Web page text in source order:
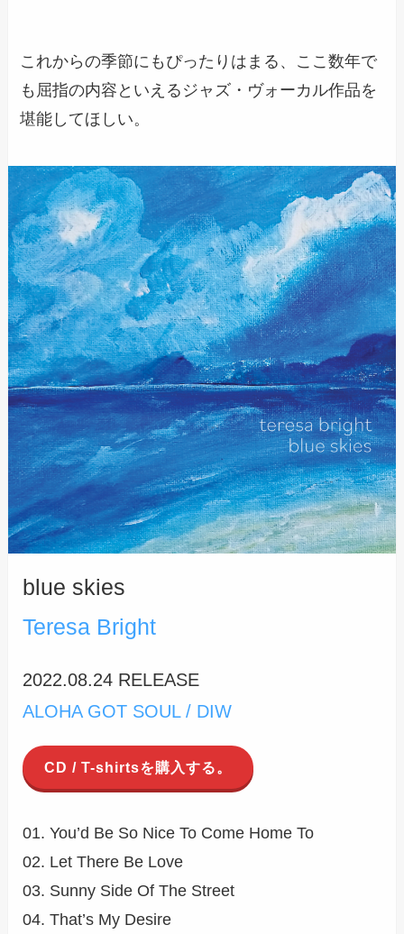
これからの季節にもぴったりはまる、ここ数年で
も屈指の内容といえるジャズ・ヴォーカル作品を
堪能してほしい。
blue skies
Teresa Bright
2022.08.24 RELEASE
ALOHA GOT SOUL / DIW
CD / T-shirtsを購入する。
01. You’d Be So Nice To Come Home To
02. Let There Be Love
03. Sunny Side Of The Street
04. That’s My Desire